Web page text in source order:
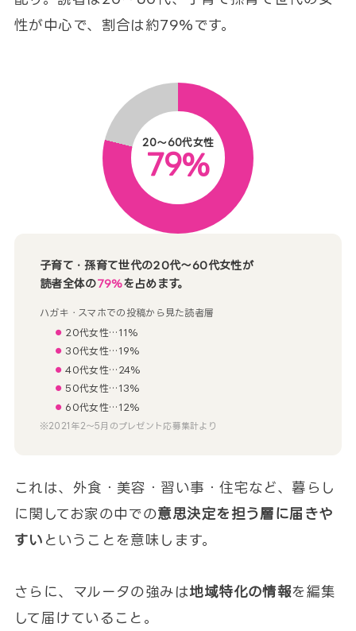
性が中心で、割合は約79%です。
20〜60代女性
79%
子育て・孫育て世代の20代〜60代女性が
読者全体の79%を占めます。
ハガキ・スマホでの投稿から見た読者層
20代女性…11%
30代女性…19%
40代女性…24%
50代女性…13%
60代女性…12%
※2021年2〜5月のプレゼント応募集計より
これは、外食・美容・習い事・住宅など、暮らし
に関してお家の中での意思決定を担う層に届きや
すい ということを意味します。
さらに、マルータの強みは地域特化の情報を編集
して届けていること。